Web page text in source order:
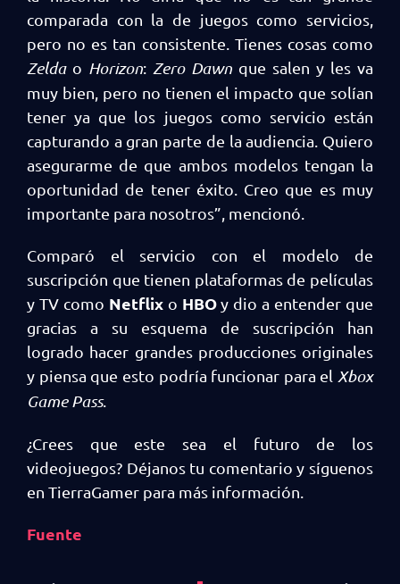
comparada con la de juegos como servicios,
pero no es tan consistente. Tienes cosas como
Zeldao Horizon: Zero Dawn que salen y les va
muy bien, pero no tienen el impacto que solían
tener ya que los juegos como servicio están
capturando a gran parte de la audiencia. Quiero
asegurarme de que ambos modelos tengan la
oportunidad de tener éxito. Creo que es muy
importante para nosotros”, mencionó.
Comparó el servicio con el modelo de
suscripción que tienen plataformas de películas
y TV como Netflixo HBOy dio a entender que
gracias a su esquema de suscripción han
logrado hacer grandes producciones originales
y piensa que esto podría funcionar para el Xbox
Game Pass.
¿Crees que este sea el futuro de los
videojuegos? Déjanos tu comentario y síguenos
en TierraGamer para más información.
Fuente